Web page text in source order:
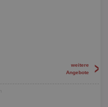
weitere
Angebote
>